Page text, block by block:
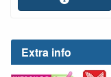
Extra info